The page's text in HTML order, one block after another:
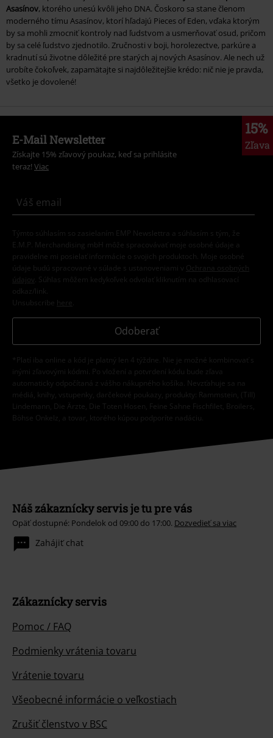
Asasínov, ktorého unesú kvôli jeho DNA. Čoskoro sa stane členom
moderného tímu Asasínov, ktorí hľadajú Pieces of Eden, vďaka ktorým
by sa mohli zmocniť kontroly nad ľudstvom a usmerňovať osud, pričom
by sa celé ľudstvo zjednotilo. Zručnosti v boji, horolezectve, parkúre a
kradnutí sú životne dôležité pre starých aj nových Asasínov. Ale nech už
urobíte čokoľvek, zapamätajte si najdôležitejšie krédo: nič nie je pravda,
všetko je dovolené!
15%
Zľava
E-Mail Newsletter
Získajte 15% zľavový poukaz, keď sa prihlásite
teraz! Viac
Týmto súhlasím so zasielaním EMP Newslettra a súhlasím s tým, že
E.M.P. Merchandising mbH môže spracovávať moje osobné údaje a
pravidelne mi posielať informácie o svojich produktoch. Moje osobné
údaje budú spracované v súlade s ustanoveniami v
Ochrana osobných
údajov
. Súhlas môžem kedykoľvek odvolať kliknutím na odhlasovací
odkaz/link.
Unsubscribe here
Odoberať
*Platí iba online a kód je platný len 4 týždne. Nie je možné kombinovať s
inými zľavovými kódmi. Po vložení a potvrdení kódu bude zľava
automaticky odpočítaná z vášho nákupného košíka. Nevzťahuje sa na
médiá, knihy, vstupenky, darčekové poukazy, produkty: Rammstein, (Till)
Lindemann, Die Ärzte, Die Toten Hosen, Feine Sahne Fischfilet, Broilers,
Böhse Onkelz, a tovar, ktorého kúpou podporíte nadáciu.
Náš zákaznícky servis je tu pre vás
Opäť dostupné: Pondelok od 09:00 do 17:00. Dozvedieť sa viac
Zahájiť chat
Zákaznícky servis
Pomoc / FAQ
Podmienky vrátenia tovaru
Vrátenie tovaru
Všeobecné informácie o veľkostiach
Zrušiť členstvo v BSC